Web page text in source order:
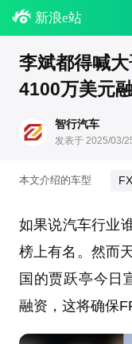
新浪e站
李斌都得喊
4100万美元
智行汽车
发表于 2025/03/
本文介绍的车型
如果说汽车行业
榜上有名。然而
国的贾跃亭今日
融资，这将确保